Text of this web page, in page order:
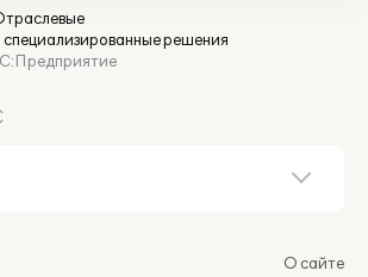
специализированные решения
О сайте